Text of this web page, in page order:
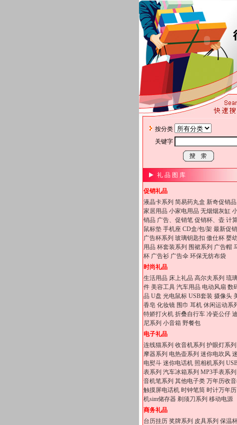
按分类
关键字
礼 品 图 库
促销礼品
液晶卡系列 简易药丸盒 新奇促销品
家居用品 小家电用品 无烟烟灰缸
销品 广告、促销笔 促销杯、壶 计
鼠标垫 手机座 CD盒/包/架 最新促
广告杯系列 玻璃钥匙扣 傲仕杯 婴
用品 杯套装系列 围裙系列 广告帽
杯 广告衫 广告伞 环保无纺布袋
时尚礼品
生活用品 床上礼品 高尔夫系列 琉
件 美容工具 汽车用品 电动风扇 数
品 U盘 光电鼠标 USB套装 摄像头
香皂 化妆镜 围巾 耳机 休闲运动系
特娇打火机 折叠自行车 冷瓷公仔
尼系列 小音箱 野餐包
电子礼品
连线猫系列 收音机系列 护眼灯系列
摩器系列 电热壶系列 迷你电吹风
电熨斗 迷你电话机 照相机系列
表系列 汽车冰箱系列 MP3手表系列
音机笔系列 其他电子类 万年历收
触摸屏电话机 时钟笔筒 时计万年历
机sim储存器 剃须刀系列 移动电源
商务礼品
台历挂历 奖牌系列 皮具系列 保温